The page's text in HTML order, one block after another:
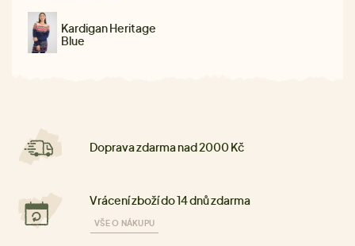
Kardigan Heritage
Blue
Doprava zdarma nad 2000 Kč
Vrácení zboží do 14 dnů zdarma
VŠE O NÁKUPU